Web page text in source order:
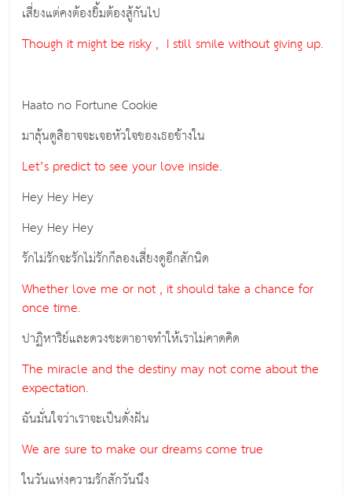
เสี่ยงแต่คงต้องยิ้มต้องสู้กันไป
Though it might be risky , I still smile without giving up.
Haato no Fortune Cookie
มาลุ้นดูสิอาจจะเจอหัวใจของเธอข้างใน
Let’s predict to see your love inside.
Hey Hey Hey
Hey Hey Hey
รักไม่รักจะรักไม่รักก็ลองเสี่ยงดูอีกสักนิด
Whether love me or not , it should take a chance for
once time.
ปาฏิหาริย์และดวงชะตาอาจทำให้เราไม่คาดคิด
The miracle and the destiny may not come about the
expectation.
ฉันมั่นใจว่าเราจะเป็นดั่งฝัน
We are sure to make our dreams come true
ในวันแห่งความรักสักวันนึง